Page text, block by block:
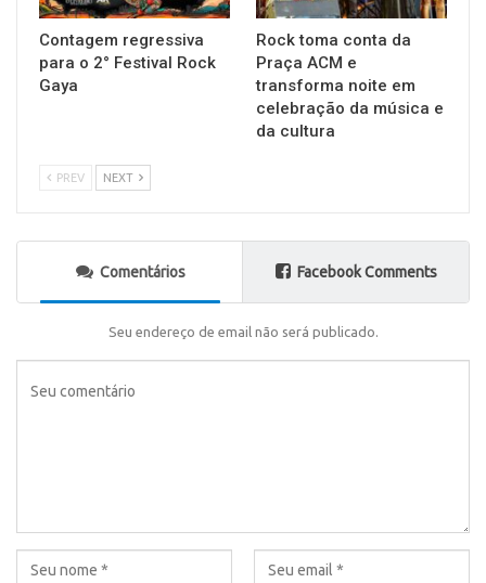
Contagem regressiva
para o 2° Festival Rock
Gaya
Rock toma conta da
Praça ACM e
transforma noite em
celebração da música e
da cultura
PREV NEXT
Comentários Facebook Comments
Seu endereço de email não será publicado.